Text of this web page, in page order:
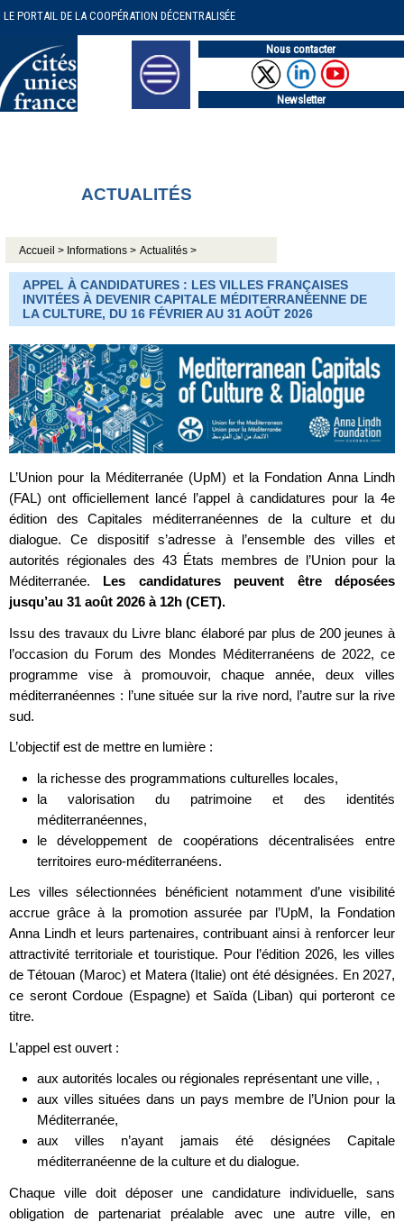
LE PORTAIL DE LA COOPÉRATION DÉCENTRALISÉE
Nous contacter
Newsletter
ACTUALITÉS
Accueil > Informations > Actualités >
APPEL À CANDIDATURES : LES VILLES FRANÇAISES
INVITÉES À DEVENIR CAPITALE MÉDITERRANÉENNE DE
LA CULTURE, DU 16 FÉVRIER AU 31 AOÛT 2026
L’Union pour la Méditerranée (UpM) et la Fondation Anna Lindh
(FAL) ont officiellement lancé l’appel à candidatures pour la 4e
édition des Capitales méditerranéennes de la culture et du
dialogue. Ce dispositif s’adresse à l’ensemble des villes et
autorités régionales des 43 États membres de l’Union pour la
Méditerranée. Les candidatures peuvent être déposées
jusqu’au 31 août 2026 à 12h (CET).
Issu des travaux du Livre blanc élaboré par plus de 200 jeunes à
l’occasion du Forum des Mondes Méditerranéens de 2022, ce
programme vise à promouvoir, chaque année, deux villes
méditerranéennes : l’une située sur la rive nord, l’autre sur la rive
sud.
L’objectif est de mettre en lumière :
la richesse des programmations culturelles locales,
la valorisation du patrimoine et des identités
méditerranéennes,
le développement de coopérations décentralisées entre
territoires euro-méditerranéens.
Les villes sélectionnées bénéficient notamment d’une visibilité
accrue grâce à la promotion assurée par l’UpM, la Fondation
Anna Lindh et leurs partenaires, contribuant ainsi à renforcer leur
attractivité territoriale et touristique. Pour l’édition 2026, les villes
de Tétouan (Maroc) et Matera (Italie) ont été désignées. En 2027,
ce seront Cordoue (Espagne) et Saïda (Liban) qui porteront ce
titre.
L’appel est ouvert :
aux autorités locales ou régionales représentant une ville, ,
aux villes situées dans un pays membre de l’Union pour la
Méditerranée,
aux villes n’ayant jamais été désignées Capitale
méditerranéenne de la culture et du dialogue.
Chaque ville doit déposer une candidature individuelle, sans
obligation de partenariat préalable avec une autre ville, en